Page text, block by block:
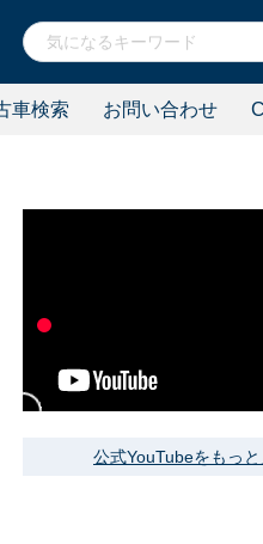
車検索 お問い合わせ
公式YouTubeをもっ